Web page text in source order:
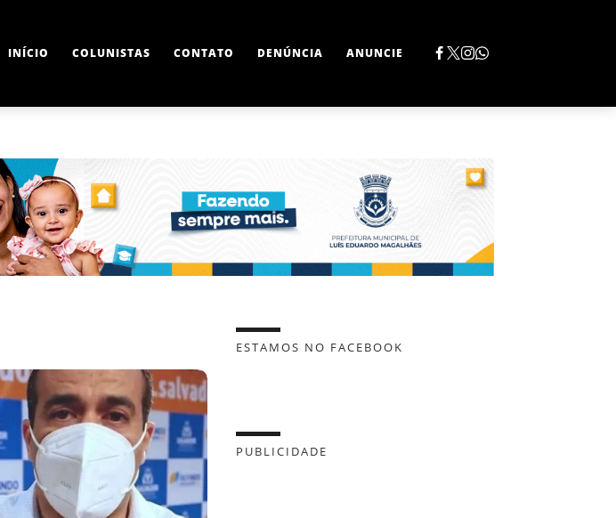
INÍCIO COLUNISTAS CONTATO DENÚNCIA ANUNCIE
ESTAMOS NO FACEBOOK
PUBLICIDADE